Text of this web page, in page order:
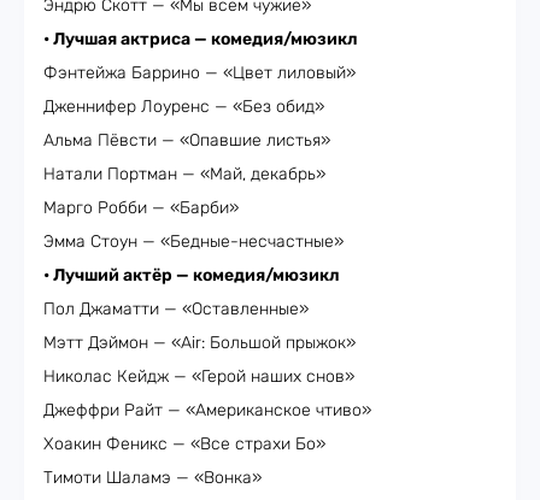
Эндрю Скотт — «Мы всем чужие»
• Лучшая актриса — комедия/мюзикл
Фэнтейжа Баррино — «Цвет лиловый»
Дженнифер Лоуренс — «Без обид»
Альма Пёвсти — «Опавшие листья»
Натали Портман — «Май, декабрь»
Марго Робби — «Барби»
Эмма Стоун — «Бедные-несчастные»
• Лучший актёр — комедия/мюзикл
Пол Джаматти — «Оставленные»
Мэтт Дэймон — «Air: Большой прыжок»
Николас Кейдж — «Герой наших снов»
Джеффри Райт — «Американское чтиво»
Хоакин Феникс — «Все страхи Бо»
Тимоти Шаламэ — «Вонка»